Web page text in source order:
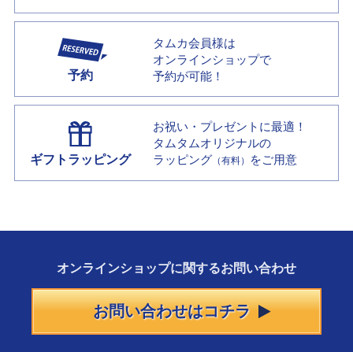
予約
タムカ会員様は
オンラインショップで
予約が可能！
ギフトラッピング
お祝い・プレゼントに最適！
タムタムオリジナルの
ラッピング （有料） をご用意
オンラインショップに関するお問い合わせ
お問い合わせはコチラ